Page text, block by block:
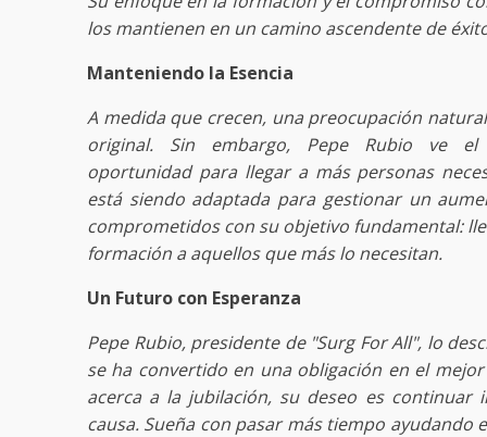
los mantienen en un camino ascendente de
Manteniendo la Esencia
A medida que crecen, una preocupación
original. Sin embargo, Pepe Rubio ve
oportunidad para llegar a más personas
está siendo adaptada para gestionar un
comprometidos con su objetivo fundamental:
formación a aquellos que más lo necesitan.
Un Futuro con Esperanza
Pepe Rubio, presidente de "Surg For All", lo
se ha convertido en una obligación en el
acerca a la jubilación, su deseo es continuar
causa. Sueña con pasar más tiempo ayudando